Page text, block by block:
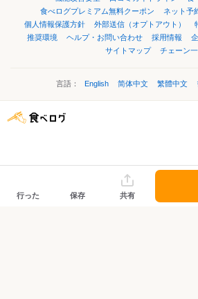
食べログプレミアム無料クーポン
ネット予
個人情報保護方針
外部送信（オプトアウト）
推奨環境
ヘルプ・お問い合わせ 採用情報
サイトマップ
チェーン
言語： English 简体中文 繁體中文
行った 保存 共有